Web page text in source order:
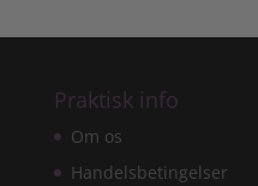
Praktisk info
Om os
Handelsbetingelser